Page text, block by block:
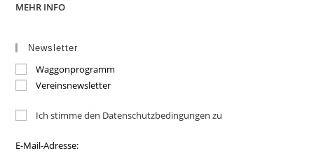
MEHR INFO
Newsletter
Waggonprogramm
Vereinsnewsletter
Ich stimme den Datenschutzbedingungen zu
E-Mail-Adresse: